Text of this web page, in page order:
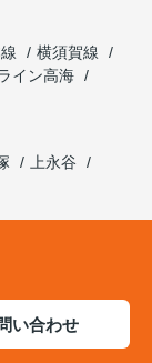
横須賀線
イン高海
上永谷
い合わせ